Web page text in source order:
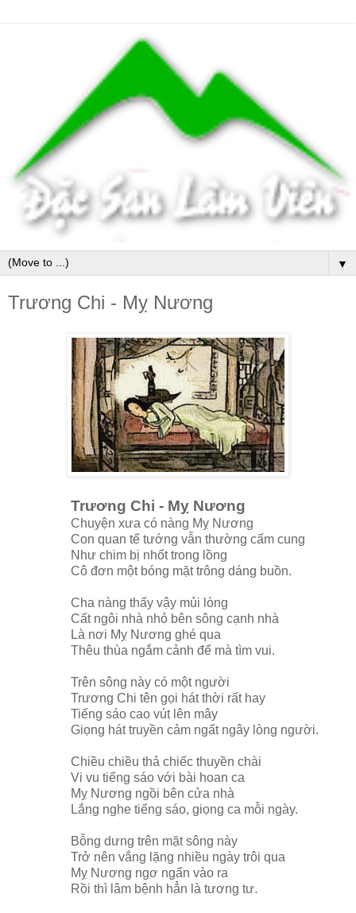
▼
Trương Chi - Mỵ Nương
Trương Chi - Mỵ Nương
Chuyện xưa có nàng Mỵ Nương
Con quan tể tướng vẫn thường cấm cung
Như chim bị nhốt trong lồng
Cô đơn một bóng mặt trông dáng buồn.
Cha nàng thấy vậy mủi lòng
Cất ngôi nhà nhỏ bên sông cạnh nhà
Là nơi Mỵ Nương ghé qua
Thêu thùa ngắm cảnh để mà tìm vui.
Trên sông này có một người
Trương Chi tên gọi hát thời rất hay
Tiếng sáo cao vút lên mây
Giọng hát truyền cảm ngất ngây lòng người.
Chiều chiều thả chiếc thuyền chài
Vi vu tiếng sáo với bài hoan ca
Mỵ Nương ngồi bên cửa nhà
Lắng nghe tiếng sáo, giọng ca mỗi ngày.
Bỗng dưng trên mặt sông này
Trở nên vắng lặng nhiều ngày trôi qua
Mỵ Nương ngơ ngẩn vào ra
Rồi thì lâm bệnh hẳn là tương tư.